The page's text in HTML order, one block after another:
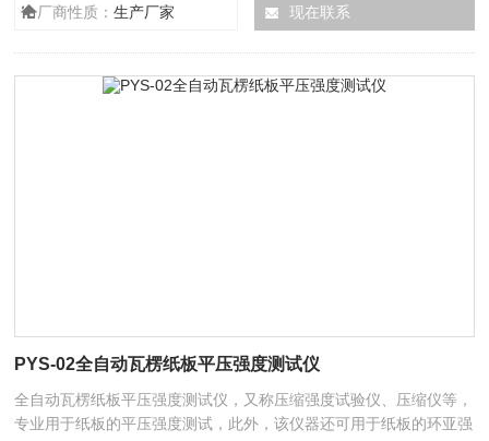
厂商性质：生产厂家 现在联系
PYS-02全自动瓦楞纸板平压强度测试仪
全自动瓦楞纸板平压强度测试仪，又称压缩强度试验仪、压缩仪等，
专业用于纸板的平压强度测试，此外，该仪器还可用于纸板的环亚强